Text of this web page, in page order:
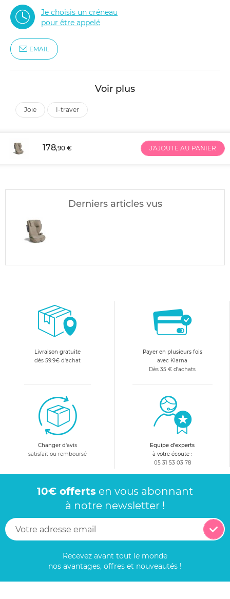
Je choisis un créneau
pour être appelé
EMAIL
Voir plus
joie i-traver
178,90 € J'AJOUTE AU PANIER
Derniers articles vus
Livraison gratuite
dès 59.9€ d'achat
Payer en plusieurs fois
avec Klarna
Dès 35 € d'achats
Changer d'avis
satisfait ou remboursé
Equipe d'experts
à votre écoute :
05 31 53 03 78
10€ offerts en vous abonnant
à notre newsletter !
Recevez avant tout le monde
nos avantages, offres et nouveautés !